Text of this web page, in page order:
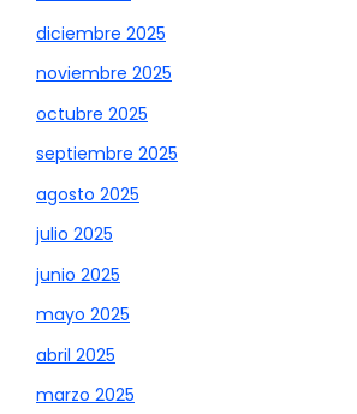
diciembre 2025
noviembre 2025
octubre 2025
septiembre 2025
agosto 2025
julio 2025
junio 2025
mayo 2025
abril 2025
marzo 2025